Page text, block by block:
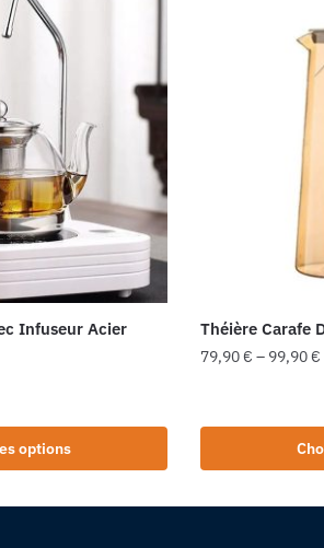
Infuseur Acier
options
Théière Carafe
79,90€ – 99,90€